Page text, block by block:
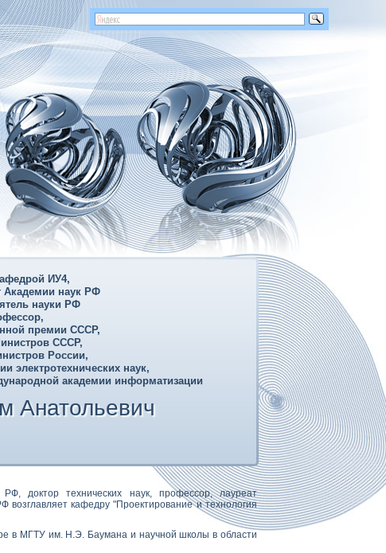
ИУ4,
Академии наук РФ
науки РФ
премии СССР,
СССР,
России,
электротехнических наук,
академии информатизации
доктор технических наук, профессор, лауреат
кафедру "Проектирование и технология
в МГТУ им. Н.Э. Баумана и научной школы в области